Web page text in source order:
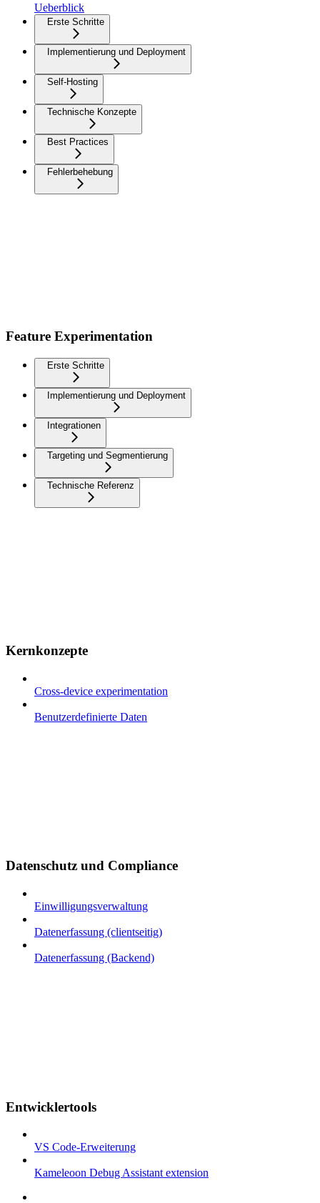
Ueberblick
Erste Schritte
Implementierung und Deployment
Self-Hosting
Technische Konzepte
Best Practices
Fehlerbehebung
Feature Experimentation
Erste Schritte
Implementierung und Deployment
Integrationen
Targeting und Segmentierung
Technische Referenz
Kernkonzepte
Cross-device experimentation
Benutzerdefinierte Daten
Datenschutz und Compliance
Einwilligungsverwaltung
Datenerfassung (clientseitig)
Datenerfassung (Backend)
Entwicklertools
VS Code-Erweiterung
Kameleoon Debug Assistant extension